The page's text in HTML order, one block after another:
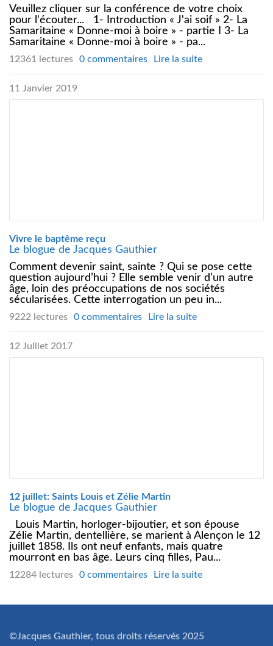
Veuillez cliquer sur la conférence de votre choix
pour l'écouter... 1- Introduction « J'ai soif » 2- La
Samaritaine « Donne-moi à boire » - partie I 3- La
Samaritaine « Donne-moi à boire » - pa...
12361 lectures 0 commentaires Lire la suite
11 Janvier 2019
Vivre le baptême reçu
Le blogue de Jacques Gauthier
Comment devenir saint, sainte ? Qui se pose cette
question aujourd’hui ? Elle semble venir d’un autre
âge, loin des préoccupations de nos sociétés
sécularisées. Cette interrogation un peu in...
9222 lectures 0 commentaires Lire la suite
12 Juillet 2017
12 juillet: Saints Louis et Zélie Martin
Le blogue de Jacques Gauthier
Louis Martin, horloger-bijoutier, et son épouse
Zélie Martin, dentellière, se marient à Alençon le 12
juillet 1858. Ils ont neuf enfants, mais quatre
mourront en bas âge. Leurs cinq filles, Pau...
12284 lectures 0 commentaires Lire la suite
©Jacques Gauthier, tous droits réservés 2025